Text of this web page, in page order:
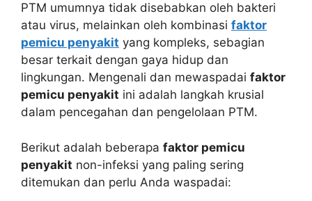
PTM umumnya tidak disebabkan oleh bakteri
atau virus, melainkan oleh kombinasi faktor
pemicu penyakit yang kompleks, sebagian
besar terkait dengan gaya hidup dan
lingkungan. Mengenali dan mewaspadai faktor
pemicu penyakit ini adalah langkah krusial
dalam pencegahan dan pengelolaan PTM.
Berikut adalah beberapa faktor pemicu
penyakit non-infeksi yang paling sering
ditemukan dan perlu Anda waspadai: